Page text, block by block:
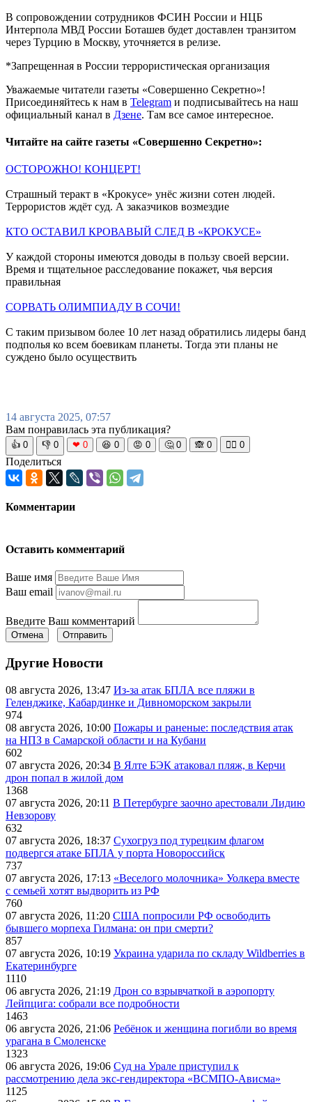
В сопровождении сотрудников ФСИН России и НЦБ
Интерпола МВД России Боташев будет доставлен транзитом
через Турцию в Москву, уточняется в релизе.
*Запрещенная в России террористическая организация
Уважаемые читатели газеты «Совершенно Секретно»!
Присоединяйтесь к нам в Telegram и подписывайтесь на наш
официальный канал в Дзене. Там все самое интересное.
Читайте на сайте газеты «Совершенно Секретно»:
ОСТОРОЖНО! КОНЦЕРТ!
Страшный теракт в «Крокусе» унёс жизни сотен людей.
Террористов ждёт суд. А заказчиков возмездие
КТО ОСТАВИЛ КРОВАВЫЙ СЛЕД В «КРОКУСЕ»
У каждой стороны имеются доводы в пользу своей версии.
Время и тщательное расследование покажет, чья версия
правильная
СОРВАТЬ ОЛИМПИАДУ В СОЧИ!
С таким призывом более 10 лет назад обратились лидеры банд
подполья ко всем боевикам планеты. Тогда эти планы не
суждено было осуществить
14 августа 2025, 07:57
Вам понравилась эта публикация?
👍 0 👎 0 ❤ 0 😆 0 😡 0 🤔 0 🙈 0 🧘‍♀️ 0
Поделиться
Комментарии
Оставить комментарий
Ваше имя
Ваш email
Введите Ваш комментарий
Отмена Отправить
Другие Новости
08 августа 2026, 13:47 Из-за атак БПЛА все пляжи в
Геленджике, Кабардинке и Дивноморском закрыли
974
08 августа 2026, 10:00 Пожары и раненые: последствия атак
на НПЗ в Самарской области и на Кубани
602
07 августа 2026, 20:34 В Ялте БЭК атаковал пляж, в Керчи
дрон попал в жилой дом
1368
07 августа 2026, 20:11 В Петербурге заочно арестовали Лидию
Невзорову
632
07 августа 2026, 18:37 Сухогруз под турецким флагом
подвергся атаке БПЛА у порта Новороссийск
737
07 августа 2026, 17:13 «Веселого молочника» Уолкера вместе
с семьей хотят выдворить из РФ
760
07 августа 2026, 11:20 США попросили РФ освободить
бывшего морпеха Гилмана: он при смерти?
857
07 августа 2026, 10:19 Украина ударила по складу Wildberries в
Екатеринбурге
1110
06 августа 2026, 21:19 Дрон со взрывчаткой в аэропорту
Лейпцига: собрали все подробности
1463
06 августа 2026, 21:06 Ребёнок и женщина погибли во время
урагана в Смоленске
1323
06 августа 2026, 19:06 Суд на Урале приступил к
рассмотрению дела экс-гендиректора «ВСМПО-Ависма»
1125